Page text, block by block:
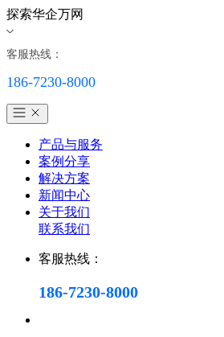
探索华企万网
客服热线：
186-7230-8000
产品与服务
案例分享
解决方案
新闻中心
关于我们
联系我们
客服热线：
186-7230-8000